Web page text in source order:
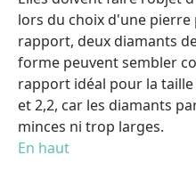
lors du choix d'une
rapport, deux diamants
forme peuvent sembler
rapport idéal pour la
et 2,2, car les diamants
minces ni trop larges.
En haut